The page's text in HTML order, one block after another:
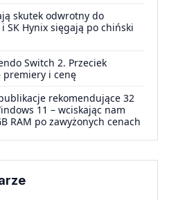
skutek odwrotny do
SK Hynix sięgają po chiński
Switch 2. Przeciek
premiery i cenę
rekomendujące 32
11 – wciskając nam
RAM po zawyżonych cenach